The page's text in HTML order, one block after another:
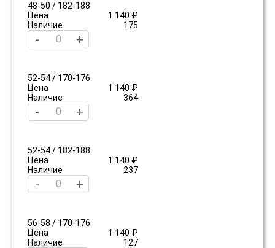
48-50 / 182-188
Цена
1 140 ₽
Наличие
175
- +
52-54 / 170-176
Цена
1 140 ₽
Наличие
364
- +
52-54 / 182-188
Цена
1 140 ₽
Наличие
237
- +
56-58 / 170-176
Цена
1 140 ₽
Наличие
127